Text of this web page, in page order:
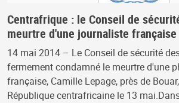
Centrafrique : le Conseil de
meurtre d'une journaliste française
14 mai 2014 – Le Conseil de sécurité
fermement condamné le meurtre d'une
française, Camille Lepage, près de
République centrafricaine le 13